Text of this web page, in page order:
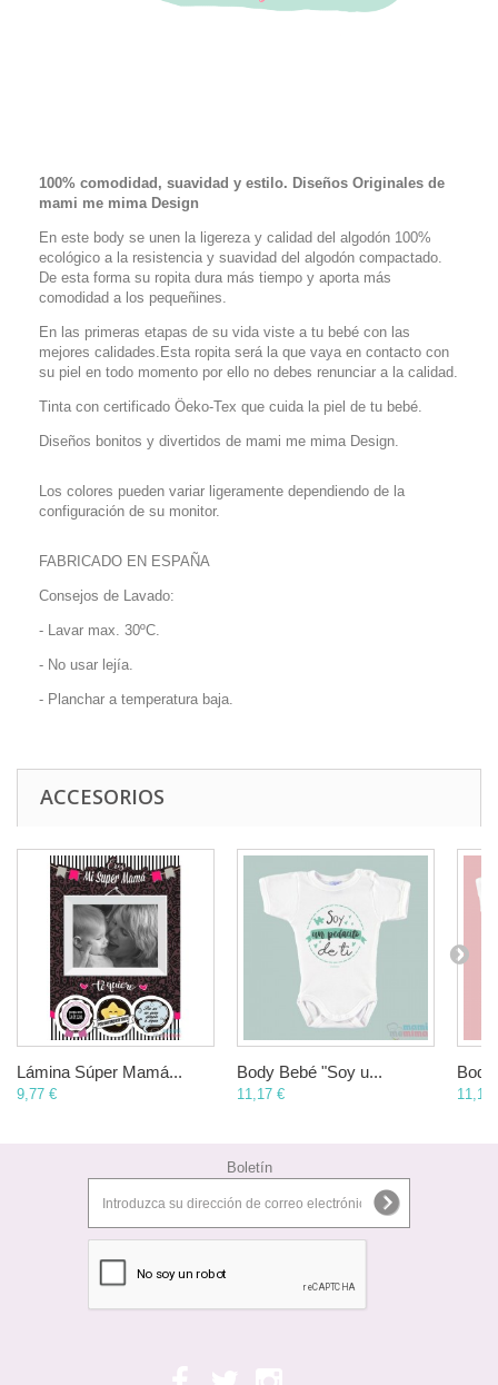
100% comodidad, suavidad y estilo. Diseños Originales de
mami me mima Design
En este body se unen la ligereza y calidad del algodón 100%
ecológico a la resistencia y suavidad del algodón compactado.
De esta forma su ropita dura más tiempo y aporta más
comodidad a los pequeñines.
En las primeras etapas de su vida viste a tu bebé con las
mejores calidades.Esta ropita será la que vaya en contacto con
su piel en todo momento por ello no debes renunciar a la calidad.
Tinta con certificado Öeko-Tex que cuida la piel de tu bebé.
Diseños bonitos y divertidos de mami me mima Design.
Los colores pueden variar ligeramente dependiendo de la
configuración de su monitor.
FABRICADO EN ESPAÑA
Consejos de Lavado:
- Lavar max. 30ºC.
- No usar lejía.
- Planchar a temperatura baja.
ACCESORIOS
Lámina Súper Mamá...
9,77 €
Body Bebé "Soy u...
11,17 € 11,17
Boletín